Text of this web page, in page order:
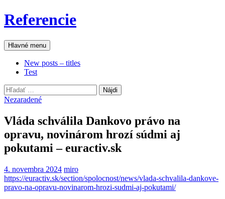
Preskočiť
na
Referencie
Hľadať
Hlavné menu
New posts – titles
Test
Hľadať:
Nezaradené
Vláda schválila Dankovo právo na
opravu, novinárom hrozí súdmi aj
pokutami – euractiv.sk
4. novembra 2024 miro
https://euractiv.sk/section/spolocnost/news/vlada-schvalila-dankove-
pravo-na-opravu-novinarom-hrozi-sudmi-aj-pokutami/